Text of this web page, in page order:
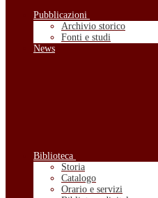
Pubblicazioni
Archivio storico
Fonti e studi
News
Biblioteca
Storia
Catalogo
Orario e servizi